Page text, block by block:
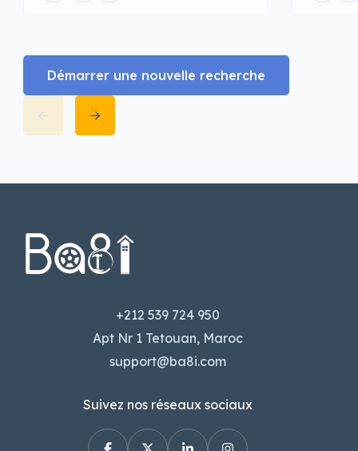
Démarrer une nouvelle recherche
+212 539 724 950
Apt Nr 1 Tetouan, Maroc
support@ba8i.com
Suivez nos réseaux sociaux